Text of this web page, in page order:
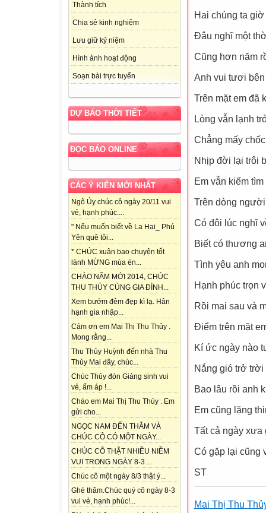
Thành tích
Chia sẻ kinh nghiệm
Lưu giữ kỷ niệm
Hình ảnh hoạt động
Soạn bài trực tuyến
DỰ BÁO THỜI TIẾT
ĐỌC BÁO ONLINE
CÁC Ý KIẾN MỚI NHẤT
Ngô Úy chúc cô ngày 20/11 vui
vẻ, hạnh phúc....
" Nếu muốn biết về La Hai_ Phú
Yên quê tôi...
* CHÚC xuân bao chuyện tốt
lành MỪNG mùa én...
CHÀO NĂM MỚI 2014, CHÚC
THU THỦY CÙNG GIA ĐÌNH...
Xem bướm đêm đẹp kì lạ. Hân
hạnh gia nhập...
Cám ơn em Mai Thị Thu Thủy .
Mong rằng...
Thu Thủy Huỳnh đến nhà Thu
Thủy Mai đây, chúc...
Chúc Thủy đón Giáng sinh vui
vẻ, ấm áp !...
Chào em Mai Thị Thu Thủy . Em
gửi cho...
NGỌC NAM ĐẾN THĂM VÀ
CHÚC CÔ CÓ MỘT NGÀY...
CHÚC CÔ THẬT NHIỀU NIỀM
VUI TRONG NGÀY 8-3 ...
Chúc cô một ngày 8/3 thật ý...
Ghé thăm.Chúc quý cô ngày 8-3
vui vẻ, hạnh phúc!...
Hai chúng ta
Đâu nghĩ một
Cũng hơn năm
Anh vui tươi
Trên mặt em đã
Lòng vẫn lạnh
Chẳng mấy
Nhịp đời lại trôi
Em vẫn kiếm
Trên dòng
Có đôi lúc nghĩ
Biết có thương
Tình yêu anh
Hạnh phúc trọn
Rồi mai sau và
Điểm trên mặt
Kí ức ngày nào
Nắng gió trở trời
Bao lâu rồi anh
Em cũng lặng
Tất cả ngày
Có gặp lại cũng
ST
Mai Thị Thu